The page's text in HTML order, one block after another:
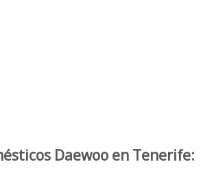
Daewoo en Tenerife: